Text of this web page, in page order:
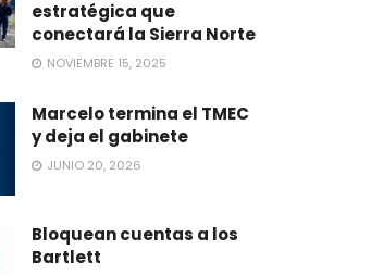
estratégica que
conectará la Sierra Norte
NOVIEMBRE 15, 2025
Marcelo termina el TMEC
y deja el gabinete
JUNIO 20, 2026
Bloquean cuentas a los
Bartlett